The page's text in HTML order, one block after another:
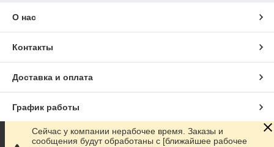
О нас
Контакты
Доставка и оплата
График работы
Полная версия сайта
Сейчас у компании нерабочее время. Заказы и
сообщения будут обработаны с [ближайшее рабочее